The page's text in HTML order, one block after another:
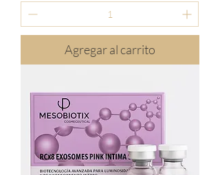
Agregar al carrito